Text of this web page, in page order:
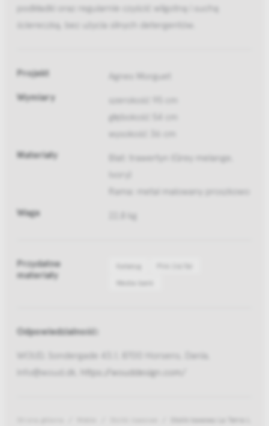
podkładki oraz regularnie czyścić wilgotną i suchą
ściereczką, bez użycia silnych detergentów.
Projekt Agnes Morguet
Wymiary
szerokość 95 cm
głębokość 54 cm
wysokość 36 cm
Materiały
Blat: trawertyn (Grey melange,
Rama: metal malowany proszkowo
Waga 22,8 kg
Przydatne
materiały
Katalog
Media bank
Odpowiedzialność:
WOUD, Sondergade 43.1, 8700 Horsens, Dania,
info@woud.dk,
https://wouddesign.com/